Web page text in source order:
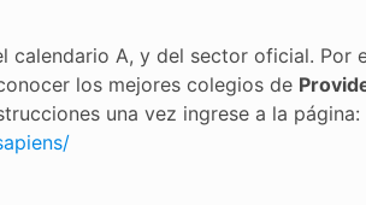
calendario A, y del sector oficial. Por
los mejores colegios de
una vez ingrese a la página: